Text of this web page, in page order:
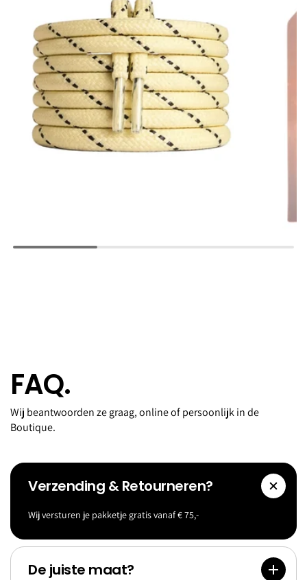
Accessoi
res
FAQ.
Wij beantwoorden ze graag, online of persoonlijk in de
Boutique.
Verzending & Retourneren?
Wij versturen je pakketje gratis vanaf € 75,-
De juiste maat?